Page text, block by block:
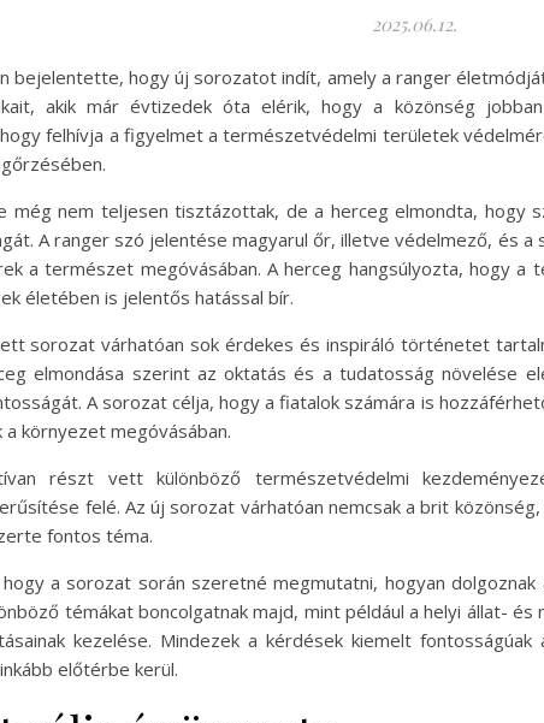
2025.06.12.
bejelentette, hogy új sorozatot indít, amely a ranger
akik már évtizedek óta elérik, hogy a közönség
felhívja a figyelmet a természetvédelmi területek
még nem teljesen tisztázottak, de a herceg elmondta, hogy
A ranger szó jelentése magyarul őr, illetve védelmező, és
a természet megóvásában. A herceg hangsúlyozta, hogy
életében is jelentős hatással bír.
sorozat várhatóan sok érdekes és inspiráló történetet
elmondása szerint az oktatás és a tudatosság növelése
A sorozat célja, hogy a fiatalok számára is
környezet megóvásában.
részt vett különböző természetvédelmi
felé. Az új sorozat várhatóan nemcsak a brit
fontos téma.
a sorozat során szeretné megmutatni, hogyan
témákat boncolgatnak majd, mint például a helyi állat-
kezelése. Mindezek a kérdések kiemelt
előtérbe kerül.